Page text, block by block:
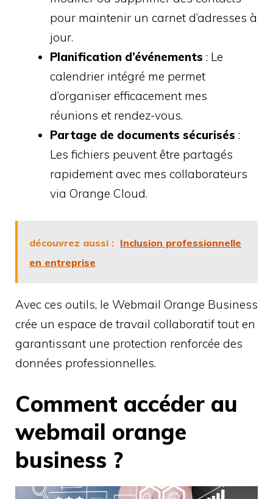
pour maintenir un carnet d’adresses à
jour.
Planification d’événements : Le
calendrier intégré me permet
d’organiser efficacement mes
réunions et rendez-vous.
Partage de documents sécurisés :
Les fichiers peuvent être partagés
rapidement avec mes collaborateurs
via Orange Cloud.
découvrez aussi : Inclusion professionnelle
en entreprise
Avec ces outils, le Webmail Orange Business
crée un espace de travail collaboratif tout en
garantissant une protection renforcée des
données professionnelles.
Comment accéder au
webmail orange
business ?